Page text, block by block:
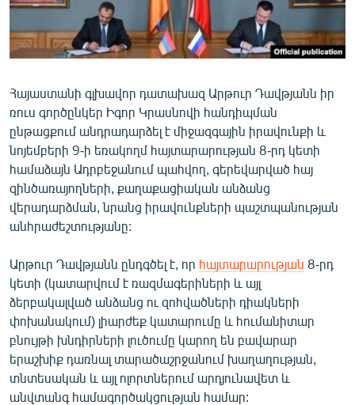
ՍՊՈՐՏ
ՄԵԿՆԱԲԱՆՈՒԹՅՈՒՆ
ԿՈՐՈՆԱՎԻՐՈՒՍ
ԱՐԽԻՎ
ՏԵՍԱՆՅՈՒԹԵՐ
ԲԱՆԱՎԵՃ
ՁԳՏԵԼՈՎ ԼԱՎԱԳՈՒՅՆԻՆ
ՓՈԴՔԱՍԹ
Հայերեն
English
Русский
ՀԵՏԵՎԵՔ ՄԵԶ
Հայաստանի գլխավոր դատախազ Արթուր Դավթյանն իր
ռուս գործընկեր Իգոր Կրասնովի հանդիպման
ընթացքում անդրադարձել է միջազգային իրավունքի և
նոյեմբերի 9-ի եռակողմ հայտարարության 8-րդ կետի
համաձայն Ադրբեջանում պահվող, գերեվարված հայ
զինծառայողների, քաղաքացիական անձանց
վերադարձման, նրանց իրավունքների պաշտպանության
անհրաժեշտությանը:
Արթուր Դավթյանն ընդգծել է, որ հայտարարության 8-րդ
կետի (կատարվում է ռազմագերիների և այլ
ձերբակալված անձանց ու զոհվածների դիակների
փոխանակում) լիարժեք կատարումը և հումանիտար
բնույթի խնդիրների լուծումը կարող են բավարար
երաշխիք դառնալ տարածաշրջանում խաղաղության,
տնտեսական և այլ ոլորտներում արդյունավետ և
անվտանգ համագործակցության համար: